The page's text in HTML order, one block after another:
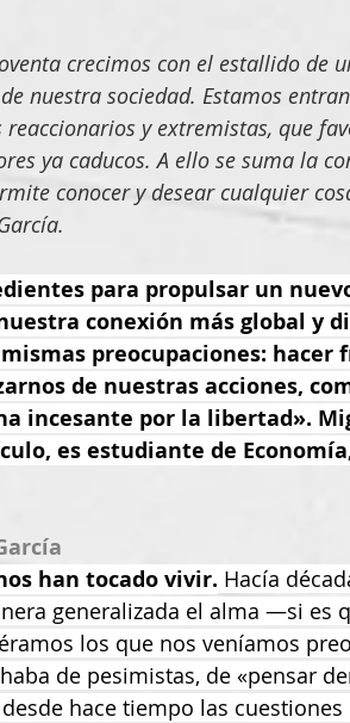
crecimos con el estallido de
nuestra sociedad. Estamos
y extremistas, que
ya caducos. A ello se suma la
conocer y desear cualquier
para propulsar un
conexión más global y
preocupaciones: hacer
de nuestras acciones,
incesante por la libertad».
es estudiante de
han tocado vivir. Hacía
generalizada el alma —si es
los que nos veníamos
de pesimistas, de «pensar
hace tiempo las cuestiones